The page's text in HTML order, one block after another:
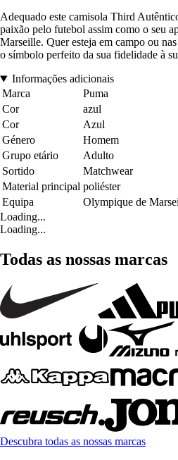
Adequado este camisola Third
paixão pelo futebol assim como o seu
Marseille. Quer esteja em campo ou
o símbolo perfeito da sua fidelidade à
Informações adicionais
Marca
Puma
Cor
azul
Cor
Azul
Género
Homem
Grupo etário
Adulto
Sortido
Matchwear
Material principal poliéster
Equipa
Olympique de
Loading...
Loading...
Todas as nossas marcas
Descubra todas as nossas marcas